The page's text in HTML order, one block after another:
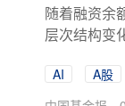
随着融资余
层次结构变
AI A股